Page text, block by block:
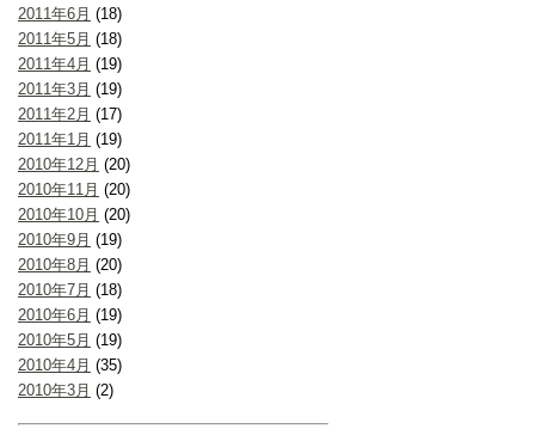
2011年6月 (18)
2011年5月 (18)
2011年4月 (19)
2011年3月 (19)
2011年2月 (17)
2011年1月 (19)
2010年12月 (20)
2010年11月 (20)
2010年10月 (20)
2010年9月 (19)
2010年8月 (20)
2010年7月 (18)
2010年6月 (19)
2010年5月 (19)
2010年4月 (35)
2010年3月 (2)